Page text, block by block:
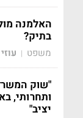
האלמנה
בתיק?
משפט |
"שוק
ותחרותי,
יציב"